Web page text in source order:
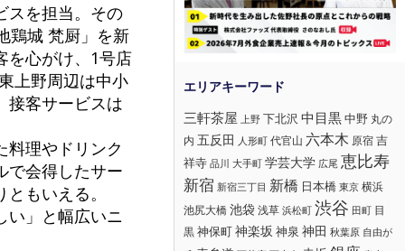
スを担当。その
鶏城 梵厨」を新
を心がけ、1号店
上野周辺は中小
接客サービスは
料理やドリンク
で会得したサー
もいえる。
い」と幅広いニ
三軒茶屋 上野 下北沢 中目黒中野 丸の
内 五反田 人形町 代官山 六本木 原宿 吉
祥寺 品川 大手町 学芸大学 広尾 恵比寿
新宿 新宿三丁目 新橋 日本橋 東京 横浜
池尻大橋 池袋浅草 浜松町 渋谷 田町 目
黒神保町神楽坂 神泉 神田 秋葉原 自由が